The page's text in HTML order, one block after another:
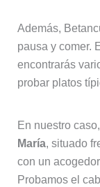
Además,
pausa y comer.
encontrarás
probar platos
En nuestro
María, situado
con un
Probamos el